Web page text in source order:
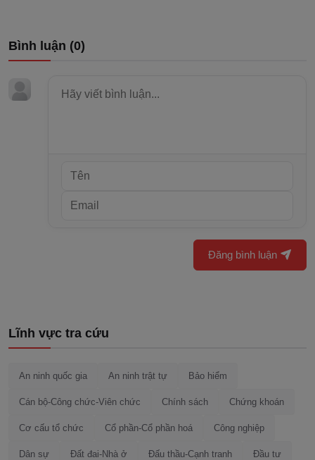
Bình luận (0)
Đăng bình luận
Lĩnh vực tra cứu
An ninh quốc gia An ninh trật tự Bảo hiểm
Cán bộ-Công chức-Viên chức Chính sách Chứng khoán
Cơ cấu tổ chức Cổ phần-Cổ phần hoá Công nghiệp
Dân sự Đất đai-Nhà ở Đấu thầu-Cạnh tranh Đầu tư